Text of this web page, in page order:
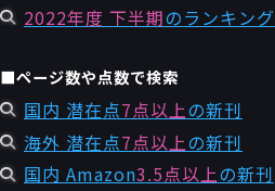
2022年度 下半期のランキング
■ページ数や点数で検索
国内 潜在点7点以上の新刊
海外 潜在点7点以上の新刊
国内 Amazon3.5点以上の新刊